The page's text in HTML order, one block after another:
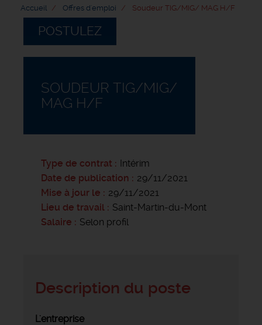
Accueil Offres d'emploi Soudeur TIG/MIG/ MAG H/F
POSTULEZ
SOUDEUR TIG/MIG/
MAG H/F
Type de contrat
Intérim
Date de publication
29/11/2021
Mise à jour le
29/11/2021
Lieu de travail
Saint-Martin-du-Mont
Salaire
Selon profil
Description du poste
L'entreprise